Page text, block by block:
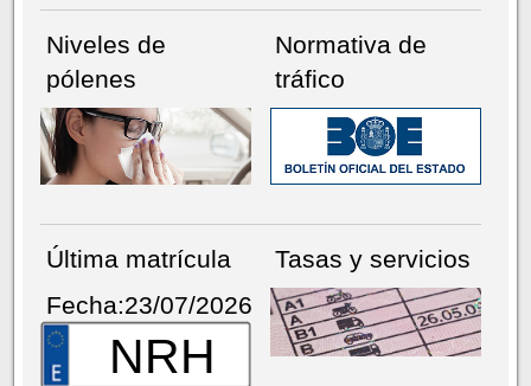
Niveles de
pólenes
Normativa de
tráfico
Última matrícula
Fecha:23/07/2026
NRH
Tasas y servicios